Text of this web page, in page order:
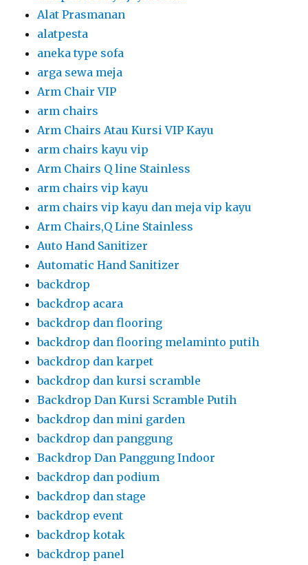
Alat Prasmanan
alatpesta
aneka type sofa
arga sewa meja
Arm Chair VIP
arm chairs
Arm Chairs Atau Kursi VIP Kayu
arm chairs kayu vip
Arm Chairs Q line Stainless
arm chairs vip kayu
arm chairs vip kayu dan meja vip kayu
Arm Chairs,Q Line Stainless
Auto Hand Sanitizer
Automatic Hand Sanitizer
backdrop
backdrop acara
backdrop dan flooring
backdrop dan flooring melaminto putih
backdrop dan karpet
backdrop dan kursi scramble
Backdrop Dan Kursi Scramble Putih
backdrop dan mini garden
backdrop dan panggung
Backdrop Dan Panggung Indoor
backdrop dan podium
backdrop dan stage
backdrop event
backdrop kotak
backdrop panel